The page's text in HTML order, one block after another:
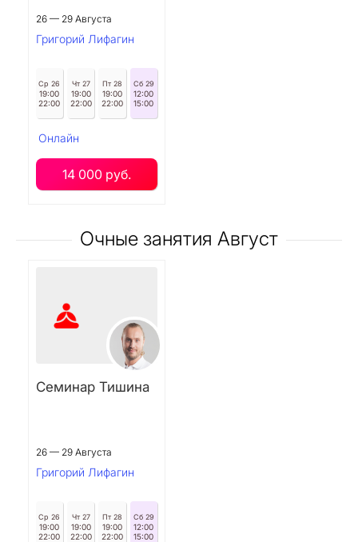
26 — 29 Августа
Григорий Лифагин
Ср 26
19:00
22:00
Чт 27
19:00
22:00
Пт 28
19:00
22:00
Сб 29
12:00
15:00
Онлайн
14 000 руб.
Очные занятия Август
Семинар Тишина
26 — 29 Августа
Григорий Лифагин
Ср 26
19:00
22:00
Чт 27
19:00
22:00
Пт 28
19:00
22:00
Сб 29
12:00
15:00